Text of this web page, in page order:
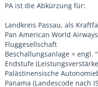
PA ist die Abkürzung für:
Landkreis Passau, als
Pan American World
Fluggesellschaft
Beschallungsanlage = engl.
Endstufe
Palästinensische
Panama (Landescode nach